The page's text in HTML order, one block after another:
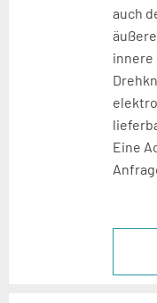
auch
innere
Eine